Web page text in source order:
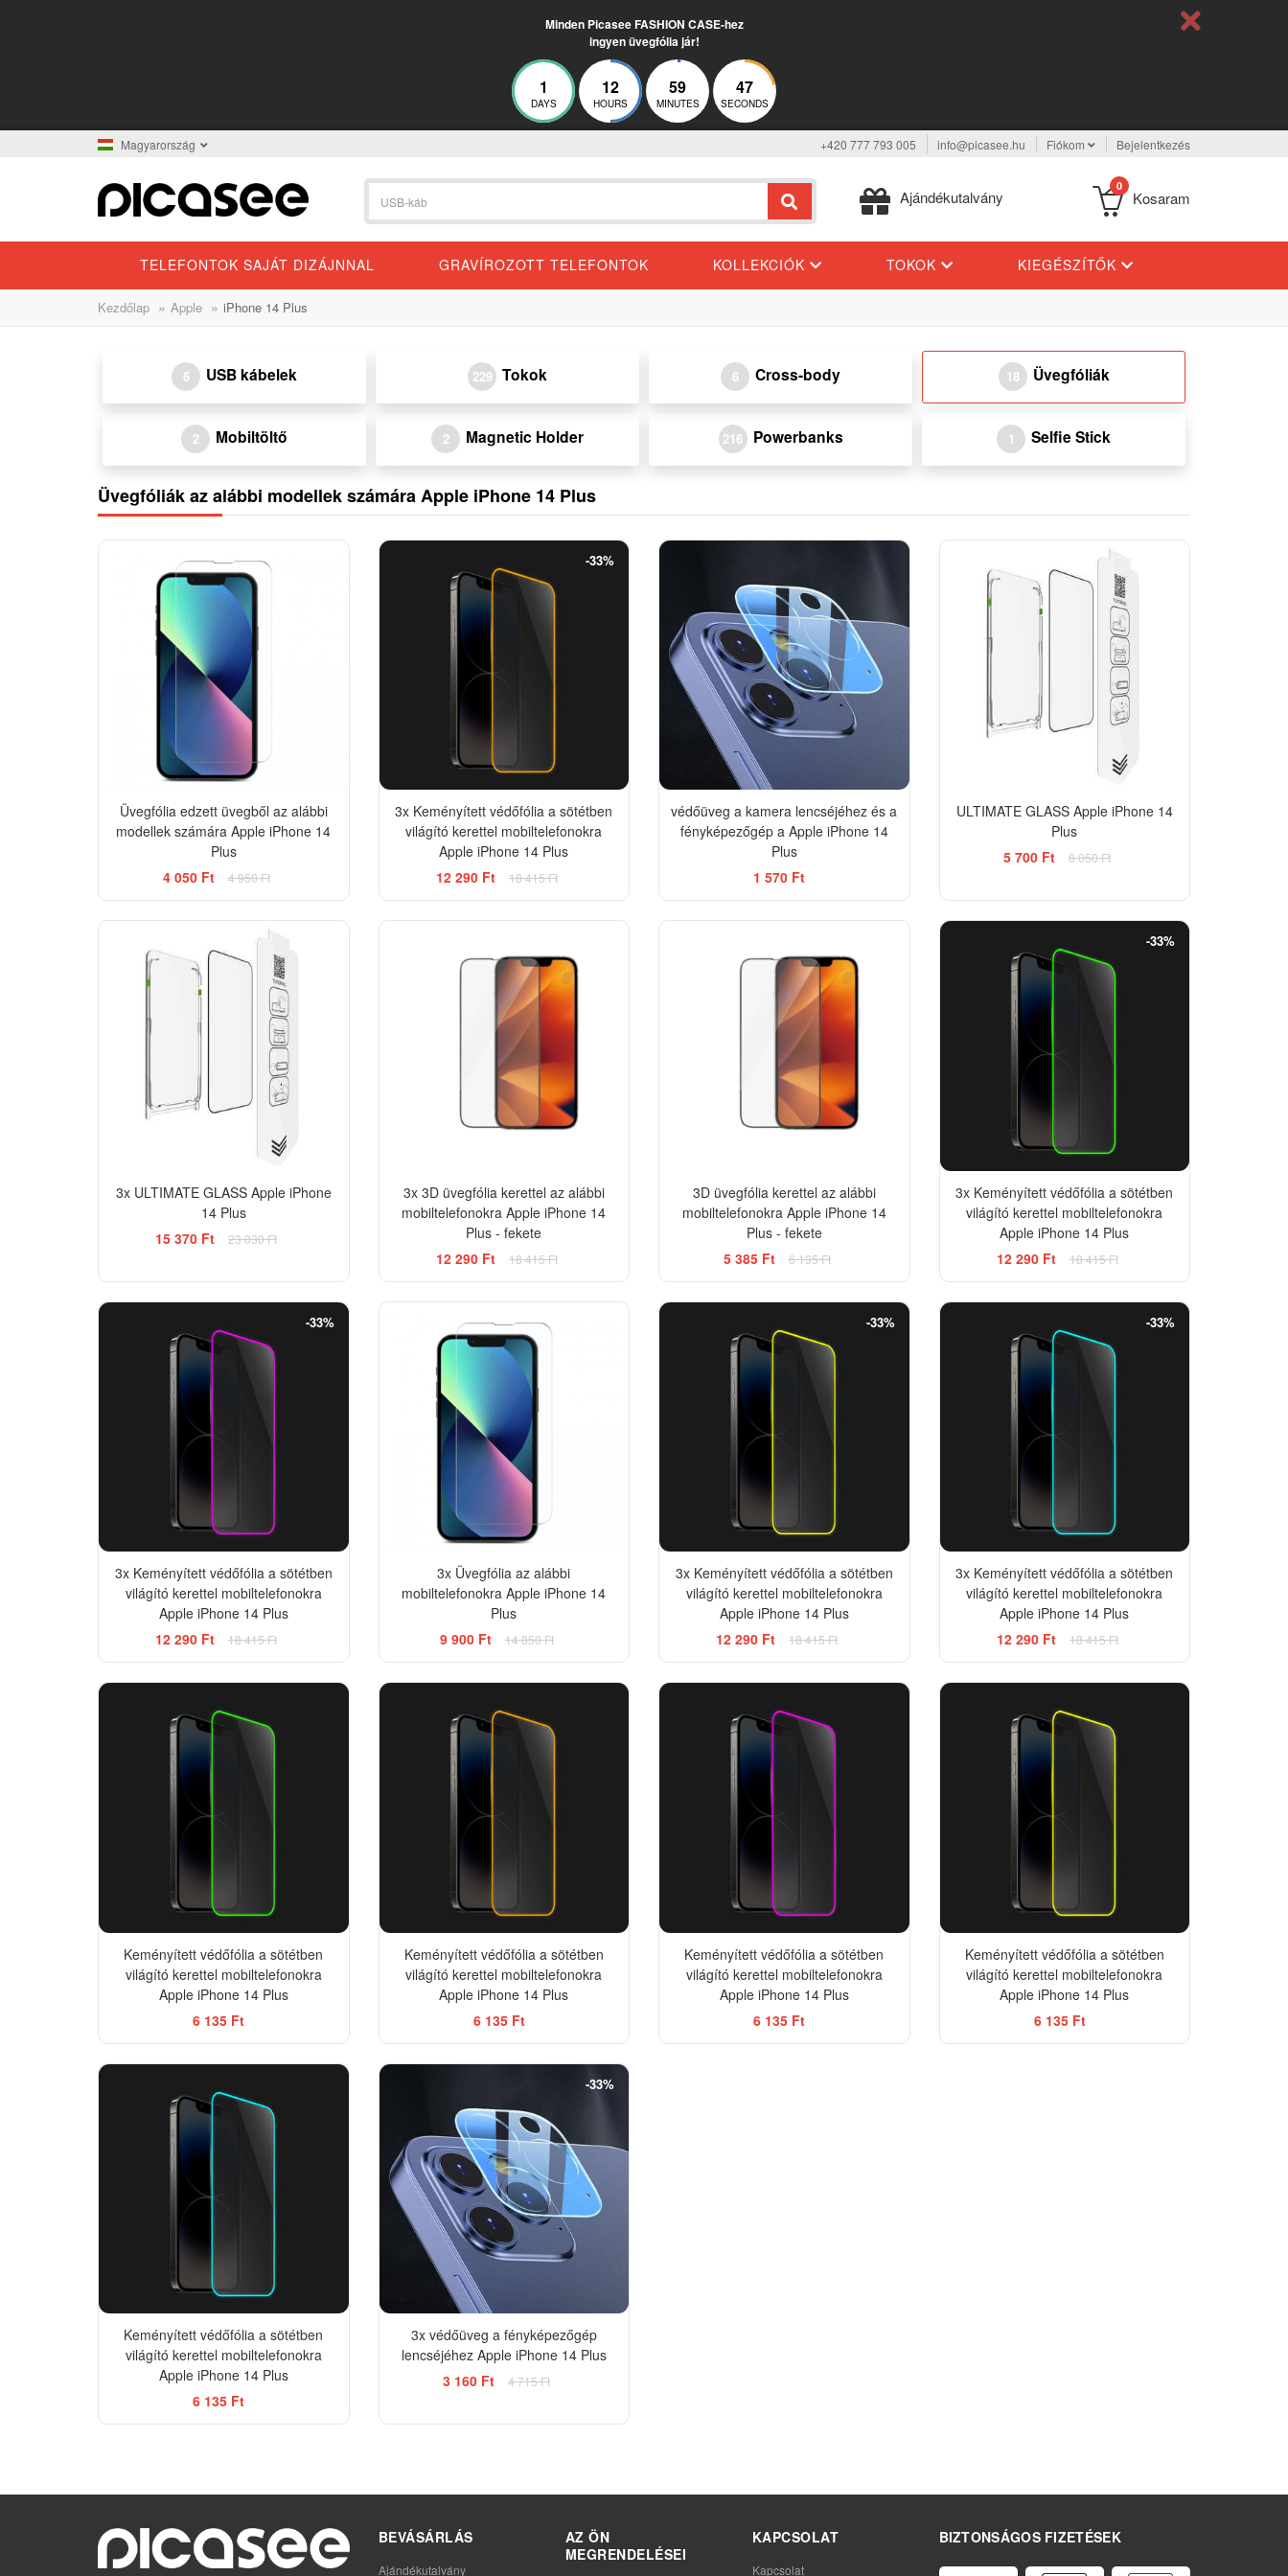
Minden Picasee FASHION CASE-hez
ingyen üvegfólia jár!
1
DAYS
12
HOURS
59
MINUTES
46
SECONDS
Magyarország +420 777 793 005 info@picasee.hu Fiókom Bejelentkezés
Ajándékutalvány
0
Kosaram
TELEFONTOK SAJÁT DIZÁJNNAL GRAVÍROZOTT TELEFONTOK KOLLEKCIÓK TOKOK KIEGÉSZÍTŐK
Kezdőlap » Apple » iPhone 14 Plus
6 USB kábelek 229 Tokok 6 Cross-body 18 Üvegfóliák
2 Mobiltöltő 2 Magnetic Holder 216 Powerbanks 1 Selfie Stick
Üvegfóliák az alábbi modellek számára Apple iPhone 14 Plus
Üvegfólia edzett üvegből az alábbi
modellek számára Apple iPhone 14
Plus
4 050 Ft
4 950 Ft
-33%
3x Keményített védőfólia a sötétben
világító kerettel mobiltelefonokra
Apple iPhone 14 Plus
12 290 Ft
18 415 Ft
védőüveg a kamera lencséjéhez és a
fényképezőgép a Apple iPhone 14
Plus
1 570 Ft
ULTIMATE GLASS Apple iPhone 14
Plus
5 700 Ft
8 050 Ft
3x ULTIMATE GLASS Apple iPhone
14 Plus
15 370 Ft
23 030 Ft
3x 3D üvegfólia kerettel az alábbi
mobiltelefonokra Apple iPhone 14
Plus - fekete
12 290 Ft
18 415 Ft
3D üvegfólia kerettel az alábbi
mobiltelefonokra Apple iPhone 14
Plus - fekete
5 385 Ft
6 135 Ft
-33%
3x Keményített védőfólia a sötétben
világító kerettel mobiltelefonokra
Apple iPhone 14 Plus
12 290 Ft
18 415 Ft
-33%
3x Keményített védőfólia a sötétben
világító kerettel mobiltelefonokra
Apple iPhone 14 Plus
12 290 Ft
18 415 Ft
3x Üvegfólia az alábbi
mobiltelefonokra Apple iPhone 14
Plus
9 900 Ft
14 850 Ft
-33%
3x Keményített védőfólia a sötétben
világító kerettel mobiltelefonokra
Apple iPhone 14 Plus
12 290 Ft
18 415 Ft
-33%
3x Keményített védőfólia a sötétben
világító kerettel mobiltelefonokra
Apple iPhone 14 Plus
12 290 Ft
18 415 Ft
Keményített védőfólia a sötétben
világító kerettel mobiltelefonokra
Apple iPhone 14 Plus
6 135 Ft
Keményített védőfólia a sötétben
világító kerettel mobiltelefonokra
Apple iPhone 14 Plus
6 135 Ft
Keményített védőfólia a sötétben
világító kerettel mobiltelefonokra
Apple iPhone 14 Plus
6 135 Ft
Keményített védőfólia a sötétben
világító kerettel mobiltelefonokra
Apple iPhone 14 Plus
6 135 Ft
Keményített védőfólia a sötétben
világító kerettel mobiltelefonokra
Apple iPhone 14 Plus
6 135 Ft
-33%
3x védőüveg a fényképezőgép
lencséjéhez Apple iPhone 14 Plus
3 160 Ft
4 715 Ft
BIZTONSÁGOS FIZETÉSEK
BEVÁSÁRLÁS
Ajándékutalvány
AZ ÖN
MEGRENDELÉSEI
KAPCSOLAT
Kapcsolat